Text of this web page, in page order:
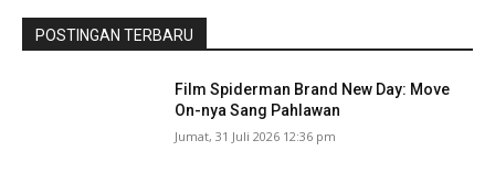
POSTINGAN TERBARU
Film Spiderman Brand New Day: Move
On-nya Sang Pahlawan
Jumat, 31 Juli 2026 12:36 pm